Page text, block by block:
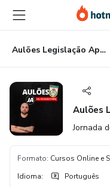
para
conteúdo
principal
para
pagamento
para
rodapé
Aulões Legislação Aplicada à PMERJ
Aulões
Jornada
Formato: Cursos Online e
Idioma: Português